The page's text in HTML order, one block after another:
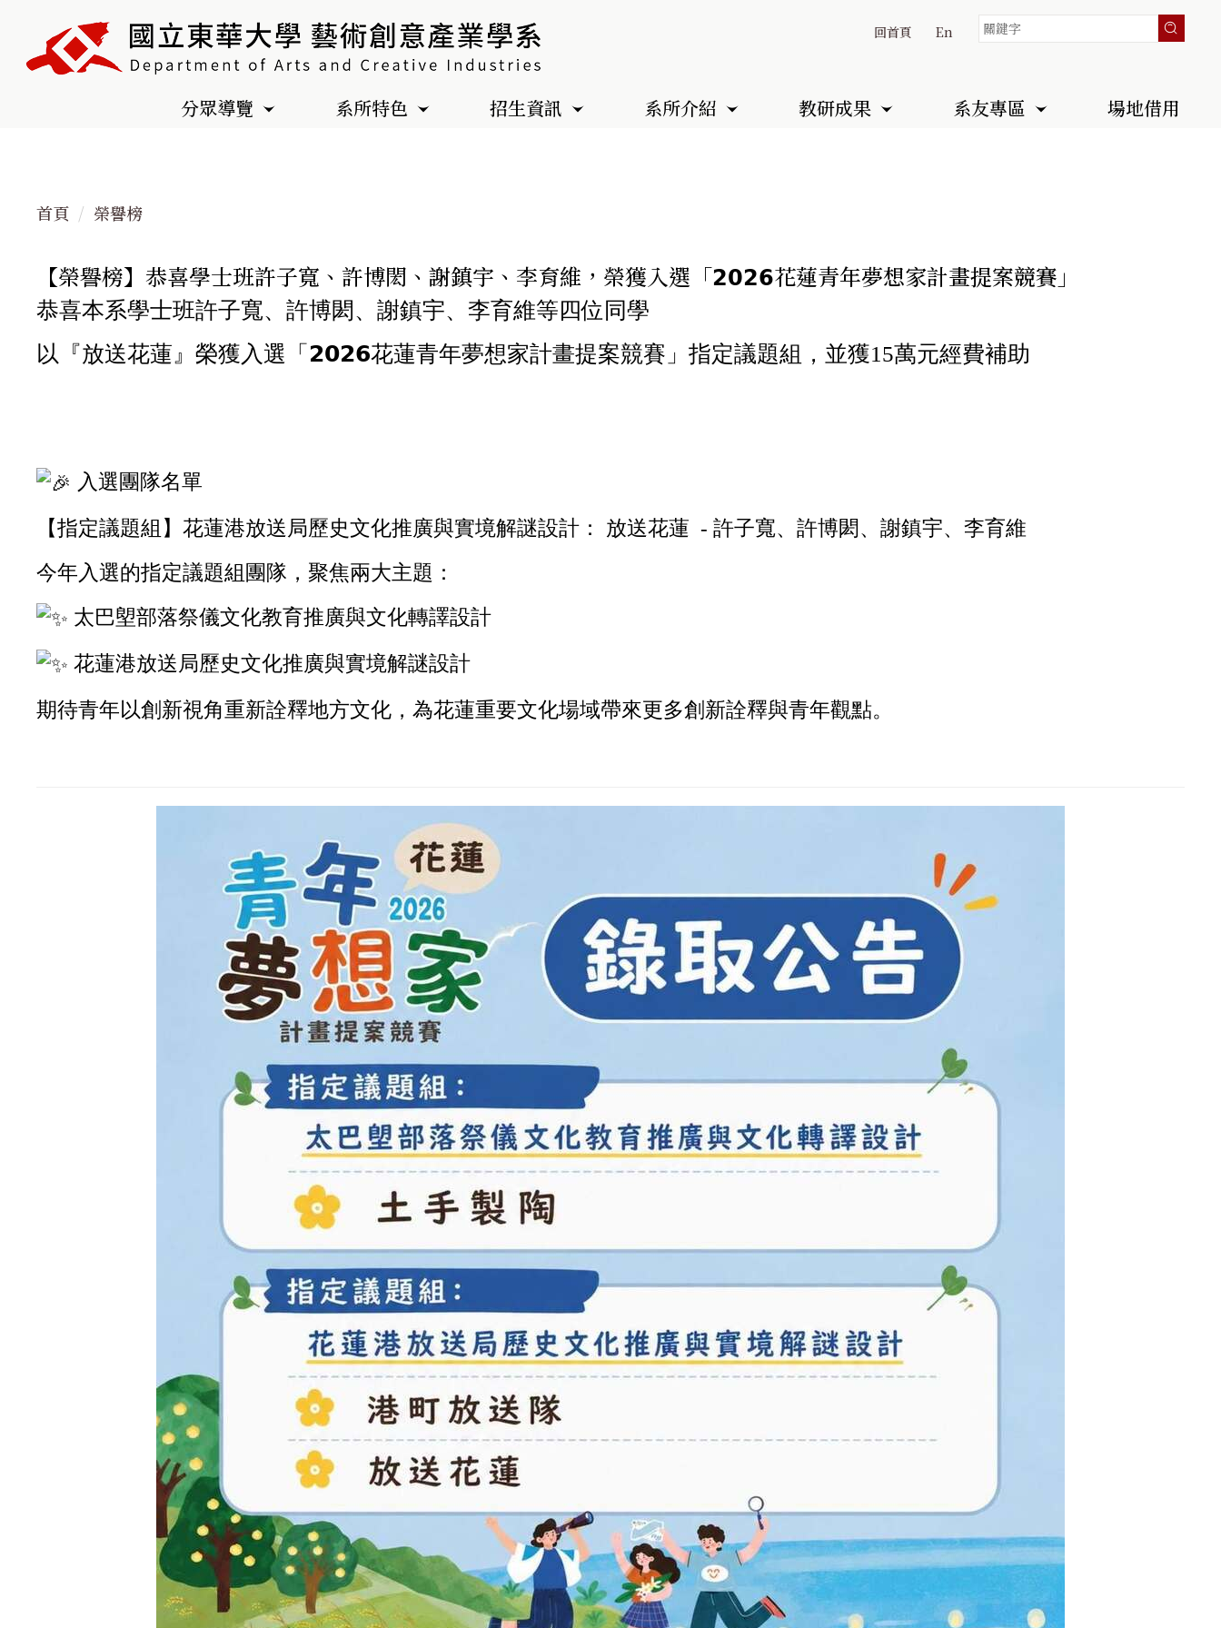
回首頁 En
分眾導覽 系所特色 招生資訊 系所介紹 教研成果 系友專區 場地借用
首頁 榮譽榜
【榮譽榜】恭喜學士班許子寬、許博閎、謝鎮宇、李育維，榮獲入選「𝟮𝟬𝟮𝟲花蓮青年夢想家計畫提案競賽」
恭喜本系學士班許子寬、許博閎、謝鎮宇、李育維等四位同學
以『放送花蓮』榮獲入選「𝟮𝟬𝟮𝟲花蓮青年夢想家計畫提案競賽」指定議題組，並獲15萬元經費補助
入選團隊名單
【指定議題組】 花蓮港放送局歷史文化推廣與實境解謎設計： 放送花蓮 - 許子寬、許博閎、謝鎮宇、李育維
今年入選的指定議題組團隊，聚焦兩大主題：
太巴塱部落祭儀文化教育推廣與文化轉譯設計
花蓮港放送局歷史文化推廣與實境解謎設計
期待青年以創新視角重新詮釋地方文化，為花蓮重要文化場域帶來更多創新詮釋與青年觀點。